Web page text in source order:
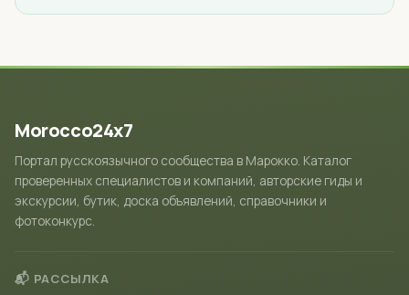
Morocco24x7
Портал русскоязычного сообщества в Марокко. Каталог
проверенных специалистов и компаний, авторские гиды и
экскурсии, бутик, доска объявлений, справочники и
фотоконкурс.
📬 РАССЫЛКА